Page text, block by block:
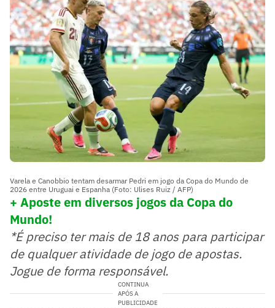
Varela e Canobbio tentam desarmar Pedri em jogo da Copa do Mundo de
2026 entre Uruguai e Espanha (Foto: Ulises Ruiz / AFP)
+ Aposte em diversos jogos da Copa do
Mundo!
*É preciso ter mais de 18 anos para participar
de qualquer atividade de jogo de apostas.
Jogue de forma responsável.
CONTINUA
APÓS A
PUBLICIDADE